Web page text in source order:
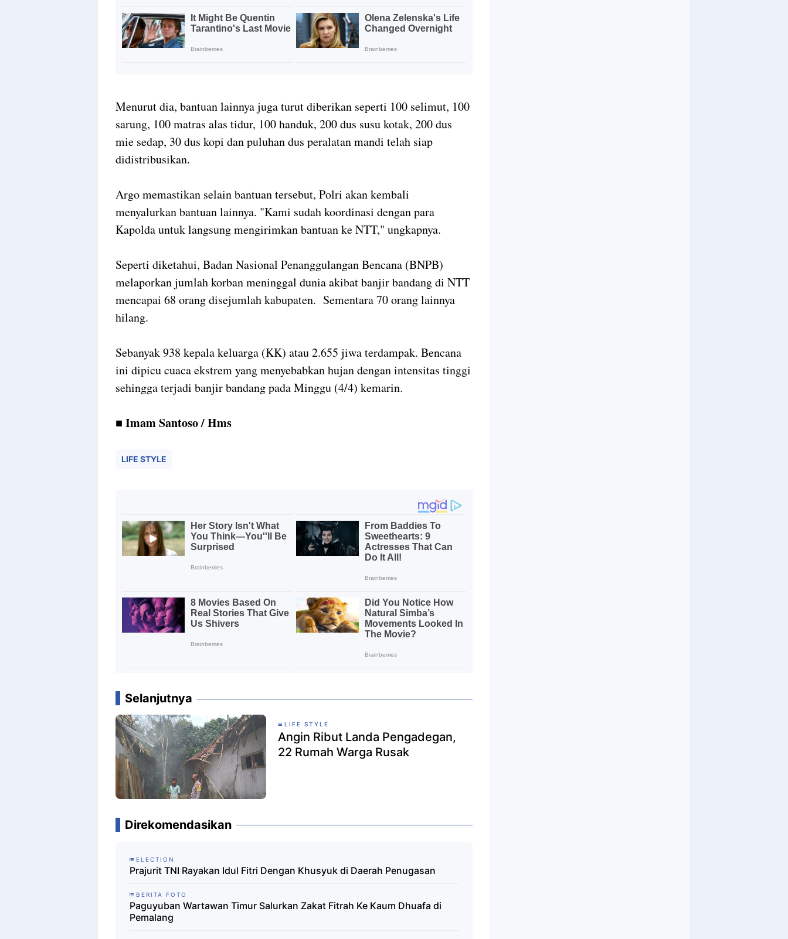
Menurut dia, bantuan lainnya juga turut diberikan seperti 100 selimut, 100
sarung, 100 matras alas tidur, 100 handuk, 200 dus susu kotak, 200 dus
mie sedap, 30 dus kopi dan puluhan dus peralatan mandi telah siap
didistribusikan.
Argo memastikan selain bantuan tersebut, Polri akan kembali
menyalurkan bantuan lainnya. "Kami sudah koordinasi dengan para
Kapolda untuk langsung mengirimkan bantuan ke NTT," ungkapnya.
Seperti diketahui, Badan Nasional Penanggulangan Bencana (BNPB)
melaporkan jumlah korban meninggal dunia akibat banjir bandang di NTT
mencapai 68 orang disejumlah kabupaten. Sementara 70 orang lainnya
hilang.
Sebanyak 938 kepala keluarga (KK) atau 2.655 jiwa terdampak. Bencana
ini dipicu cuaca ekstrem yang menyebabkan hujan dengan intensitas tinggi
sehingga terjadi banjir bandang pada Minggu (4/4) kemarin.
■ Imam Santoso / Hms
LIFE STYLE
Selanjutnya
LIFE STYLE
Angin Ribut Landa Pengadegan,
22 Rumah Warga Rusak
Direkomendasikan
ELECTION
Prajurit TNI Rayakan Idul Fitri Dengan Khusyuk di Daerah Penugasan
BERITA FOTO
Paguyuban Wartawan Timur Salurkan Zakat Fitrah Ke Kaum Dhuafa di
Pemalang